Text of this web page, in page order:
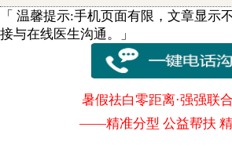
「 温馨提示:手机页面有限，文章显示
接与在线医生沟通。」
暑假祛白零距离·强强联
——精准分型 公益帮扶